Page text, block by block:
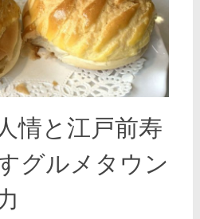
情と江戸前寿
グルメタウン